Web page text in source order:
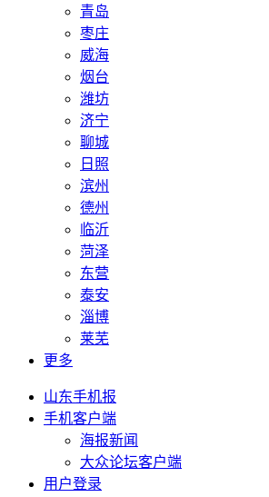
青岛
枣庄
威海
烟台
潍坊
济宁
聊城
日照
滨州
德州
临沂
菏泽
东营
泰安
淄博
莱芜
更多
山东手机报
手机客户端
海报新闻
大众论坛客户端
用户登录